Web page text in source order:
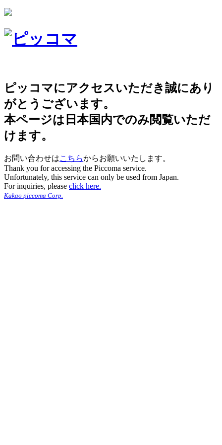
ピッコマにアクセスいただき誠にあり
がとうございます。
本ページは日本国内でのみ閲覧いただ
けます。
お問い合わせはこちらからお願いいたします。
Thank you for accessing the Piccoma service.
Unfortunately, this service can only be used from Japan.
For inquiries, please click here.
Kakao piccoma Corp.